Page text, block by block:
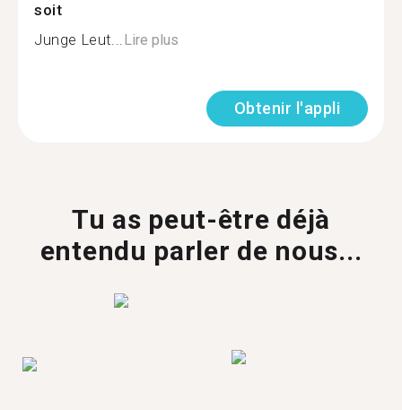
soit
Junge Leut...Lire plus
Obtenir l'appli
Tu as peut-être déjà
entendu parler de nous...